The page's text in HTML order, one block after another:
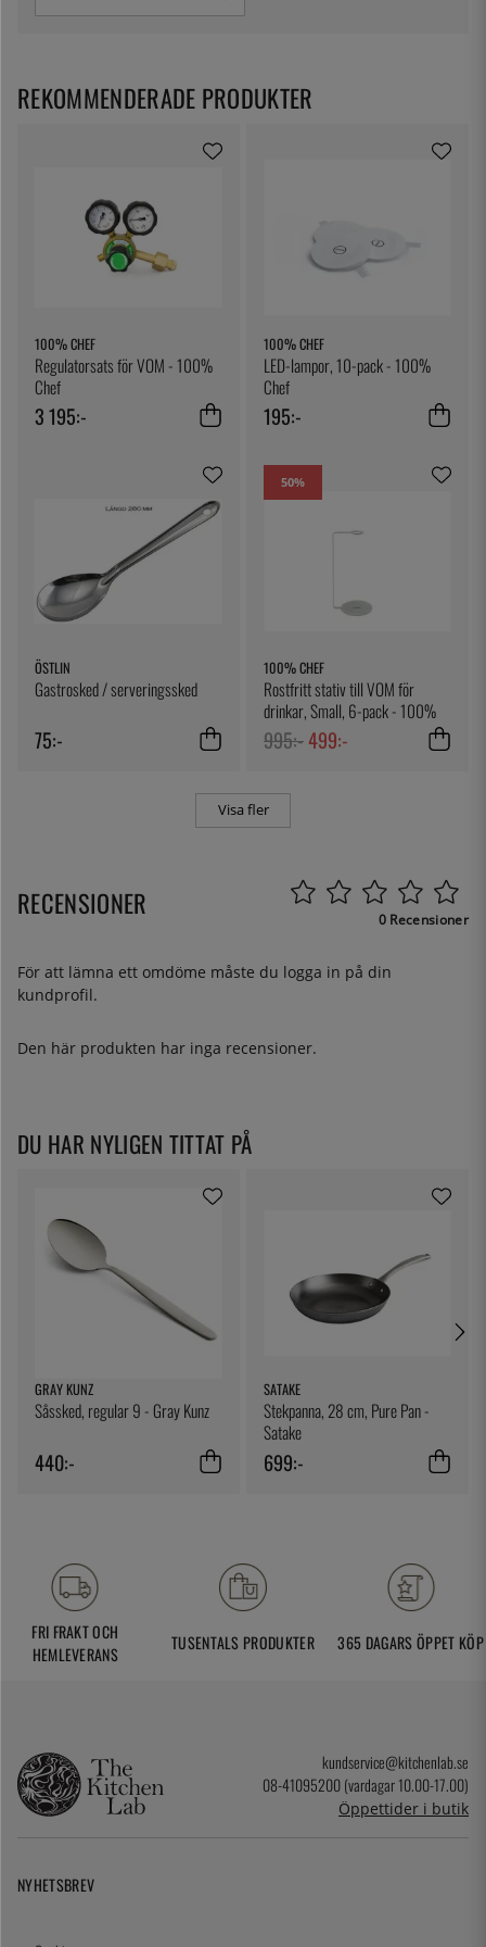
chokladskulpturer eller kupoler till rökpistol tillräckligt
100% CHEF
Regulatorsats för VOM - 100%
Chef
3 195:-
100% CHEF
LED-lampor, 10-pack - 100%
Chef
195:-
ÖSTLIN
Gastrosked / serveringssked
75:-
50%
100% CHEF
Rostfritt stativ till VOM för
drinkar, Small, 6-pack - 100%
Chef
995:-499:-
Visa fler
REKOMMENDERADE PRODUKTER
RECENSIONER 0 Recensioner
För att lämna ett omdöme måste du logga in på din
kundprofil.
Den här produkten har inga recensioner.
DU HAR NYLIGEN TITTAT PÅ
GRAY KUNZ
Såssked, regular 9 - Gray Kunz
440:-
SATAKE
Stekpanna, 28 cm, Pure Pan -
Satake
699:-
FRI FRAKT OCH
HEMLEVERANS
TUSENTALS PRODUKTER 365 DAGARS ÖPPET KÖP
kundservice@kitchenlab.se
08-41095200 (vardagar 10.00-17.00)
Öppettider i butik
NYHETSBREV